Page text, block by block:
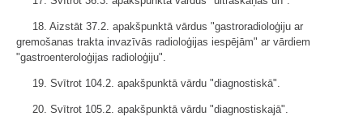
18. Aizstāt 37.2. apakšpunktā vārdus "gastroradioloģiju ar
gremošanas trakta invazīvās radioloģijas iespējām" ar vārdiem
"gastroenteroloģijas radioloģiju".
19. Svītrot 104.2. apakšpunktā vārdu "diagnostiskā".
20. Svītrot 105.2. apakšpunktā vārdu "diagnostiskajā".